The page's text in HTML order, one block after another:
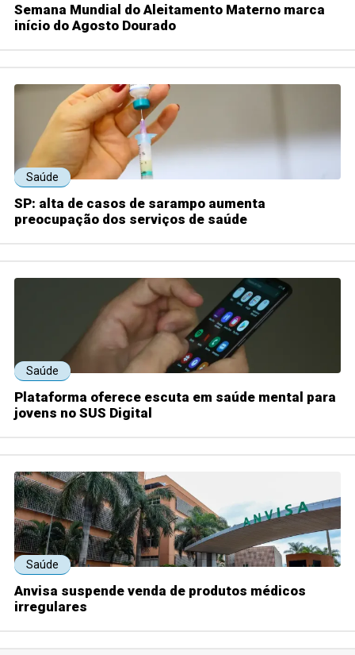
Semana Mundial do Aleitamento Materno marca
início do Agosto Dourado
Saúde
SP: alta de casos de sarampo aumenta
preocupação dos serviços de saúde
Saúde
Plataforma oferece escuta em saúde mental para
jovens no SUS Digital
Saúde
Anvisa suspende venda de produtos médicos
irregulares